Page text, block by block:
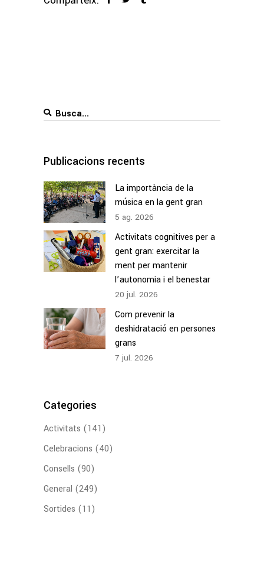
Search
Publicacions recents
La importància de la
música en la gent gran
5 ag. 2026
Activitats cognitives per a
gent gran: exercitar la
ment per mantenir
l’autonomia i el benestar
20 jul. 2026
Com prevenir la
deshidratació en persones
grans
7 jul. 2026
Categories
Activitats (141)
Celebracions (40)
Consells (90)
General (249)
Sortides (11)